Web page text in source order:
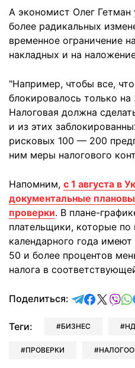
А экономист Олег Гетман
более радикальных
временное ограничение
накладных и на
"Например, чтобы все,
блокировалось только
Налоговая должна
и из этих
рисковых 100 — 200
ним меры налогового
Напомним, с 1 августа в
документальные
проверки. В плане-
плательщики, которые по
календарного года
50 и более процентов
налога в
Поделиться: отправить
Теги: БИЗНЕС
ПРОВЕРКИ